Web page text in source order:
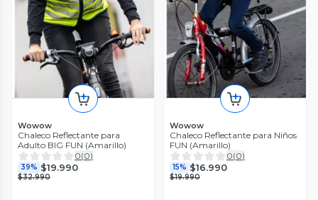
Wowow
Chaleco Reflectante para
Adulto BIG FUN (Amarillo)
0(0)
39% $19.990
$32.990
Wowow
Chaleco Reflectante para Niños
FUN (Amarillo)
0(0)
15% $16.990
$19.990